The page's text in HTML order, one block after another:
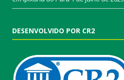
DESENVOLVIDO POR CR2